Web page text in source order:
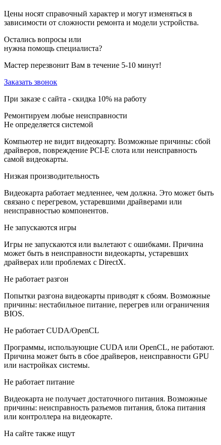
Цены носят справочный характер и могут изменяться в
зависимости от сложности ремонта и модели устройства.
Остались вопросы или
нужна помощь специалиста?
Мастер перезвонит Вам в течение 5-10 минут!
Заказать звонок
При заказе с сайта - скидка 10% на работу
Ремонтируем любые неисправности
Не определяется системой
Компьютер не видит видеокарту. Возможные причины: сбой
драйверов, повреждение PCI-E слота или неисправность
самой видеокарты.
Низкая производительность
Видеокарта работает медленнее, чем должна. Это может быть
связано с перегревом, устаревшими драйверами или
неисправностью компонентов.
Не запускаются игры
Игры не запускаются или вылетают с ошибками. Причина
может быть в неисправности видеокарты, устаревших
драйверах или проблемах с DirectX.
Не работает разгон
Попытки разгона видеокарты приводят к сбоям. Возможные
причины: нестабильное питание, перегрев или ограничения
BIOS.
Не работает CUDA/OpenCL
Программы, использующие CUDA или OpenCL, не работают.
Причина может быть в сбое драйверов, неисправности GPU
или настройках системы.
Не работает питание
Видеокарта не получает достаточного питания. Возможные
причины: неисправность разъемов питания, блока питания
или контроллера на видеокарте.
На сайте также ищут